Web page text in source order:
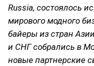
Russia, состоялось
мирового модного
байеры из стран
и СНГ собрались в
новые партнерские